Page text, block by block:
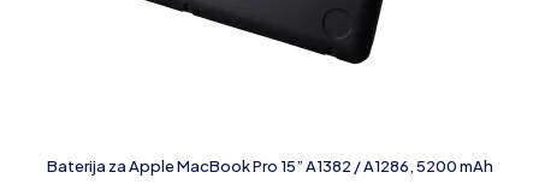
Baterija za Apple MacBook Pro 15” A1382 / A1286, 5200 mAh